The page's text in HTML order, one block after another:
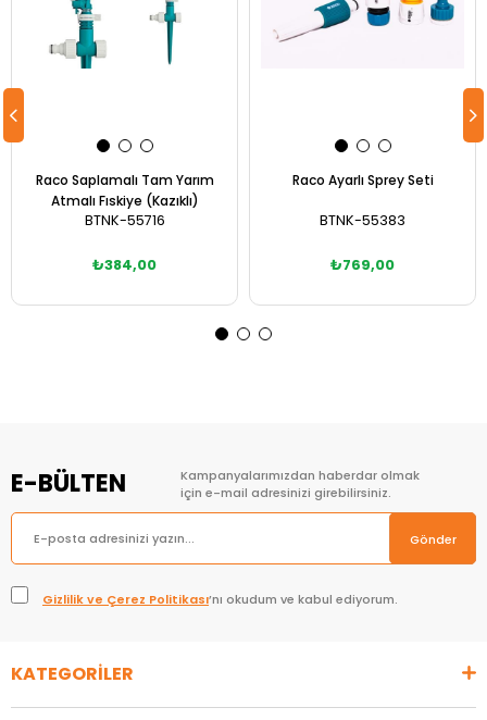
Raco Saplamalı Tam Yarım
Atmalı Fıskiye (Kazıklı)
BTNK-55716
₺384,00
Raco Ayarlı Sprey Seti
BTNK-55383
₺769,00
E-BÜLTEN
Kampanyalarımızdan haberdar olmak
için e-mail adresinizi girebilirsiniz.
Gönder
Gizlilik ve Çerez Politikası’nı okudum ve kabul ediyorum.
KATEGORİLER